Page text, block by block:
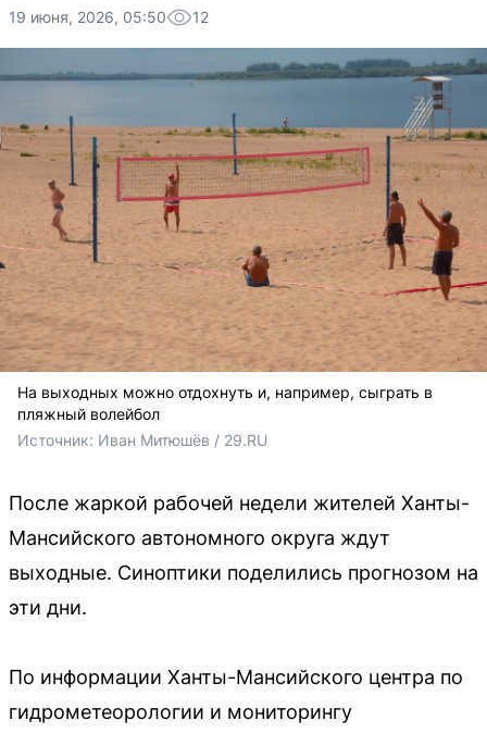
19 июня, 2026, 05:50 12
На выходных можно отдохнуть и, например, сыграть в
пляжный волейбол
Источник: Иван Митюшёв / 29.RU
После жаркой рабочей недели жителей Ханты-
Мансийского автономного округа ждут
выходные. Синоптики поделились прогнозом на
эти дни.
По информации Ханты-Мансийского центра по
гидрометеорологии и мониторингу